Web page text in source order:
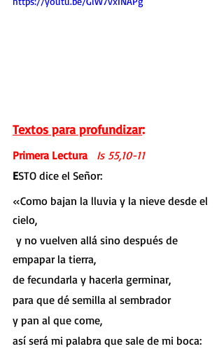
Textos para profundizar:
Primera Lectura Is 55,10-11
ESTO dice el Señor:
«Como bajan la lluvia y la nieve desde el
cielo,
y no vuelven allá sino después de
empapar la tierra,
de fecundarla y hacerla germinar,
para que dé semilla al sembrador
y pan al que come,
así será mi palabra que sale de mi boca: